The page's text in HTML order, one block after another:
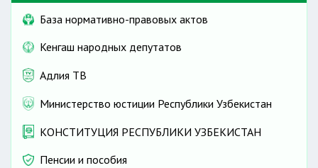
База нормативно-правовых актов
Кенгаш народных депутатов
Адлия ТВ
Министерство юстиции Республики Узбекистан
КОНСТИТУЦИЯ РЕСПУБЛИКИ УЗБЕКИСТАН
Пенсии и пособия